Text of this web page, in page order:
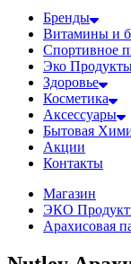
Бренды
Витамины и
Спортивное
Эко
Здоровье
Косметика
Аксессуары
Бытовая
Акции
Контакты
Магазин
ЭКО
Арахисовая